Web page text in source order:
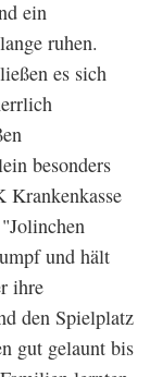
ein
ruhen.
es sich
besonders
Krankenkasse
und hält
ihre
den Spielplatz
gut gelaunt bis